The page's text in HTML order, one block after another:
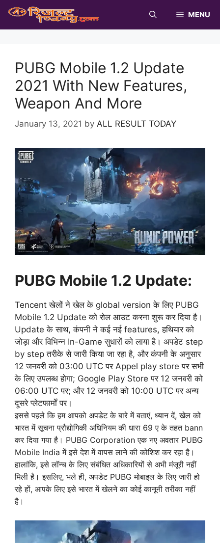
Skip
content
MENU
PUBG Mobile 1.2 Update
2021 With New Features,
Weapon And More
January 13, 2021 by ALL RESULT TODAY
PUBG Mobile 1.2 Update:
Tencent खेलों ने खेल के global version के लिए PUBG
Mobile 1.2 Update को रोल आउट करना शुरू कर दिया है।
Update के साथ, कंपनी ने कई नई features, हथियार को
जोड़ा और विभिन्न In-Game सुधारों को लाया है। अपडेट step
by step तरीके से जारी किया जा रहा है, और कंपनी के अनुसार
12 जनवरी को 03:00 UTC पर Appel play store पर सभी
के लिए उपलब्ध होगा; Google Play Store पर 12 जनवरी को
06:00 UTC पर; और 12 जनवरी को 10:00 UTC पर अन्य
दूसरे प्लेटफार्मों पर।
इससे पहले कि हम आपको अपडेट के बारे में बताएं, ध्यान दें, खेल को
भारत में सूचना प्रौद्योगिकी अधिनियम की धारा 69 ए के तहत bann
कर दिया गया है। PUBG Corporation एक नए अवतार PUBG
Mobile India में इसे देश में वापस लाने की कोशिश कर रहा है।
हालांकि, इसे लॉन्च के लिए संबंधित अधिकारियों से अभी मंजूरी नहीं
मिली है। इसलिए, भले ही, अपडेट PUBG मोबाइल के लिए जारी हो
रहे हों, आपके लिए इसे भारत में खेलने का कोई कानूनी तरीका नहीं
है।